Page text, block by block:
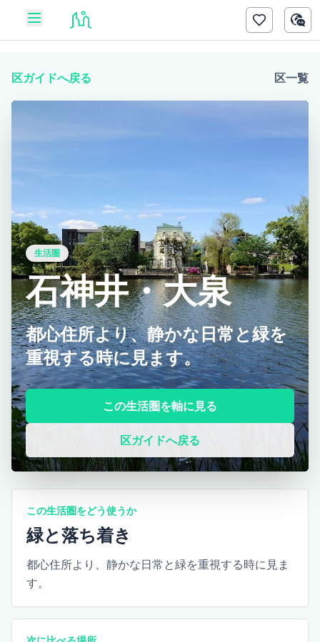
区ガイドへ戻る 区一覧
生活圏
石神井・大泉
都心住所より、静かな日常と緑を
重視する時に見ます。
この生活圏を軸に見る
区ガイドへ戻る
この生活圏をどう使うか
緑と落ち着き
都心住所より、静かな日常と緑を重視する時に見ま
す。